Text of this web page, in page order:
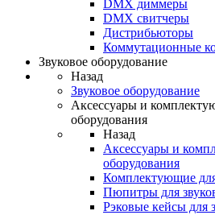
DMX диммеры
DMX свитчеры
Дистрибьюторы
Коммутационные
Звуковое оборудование
Назад
Звуковое оборудование
Аксессуары и
оборудования
Назад
Аксессуары и
оборудования
Комплектующие
Пюпитры для
Рэковые кейсы для